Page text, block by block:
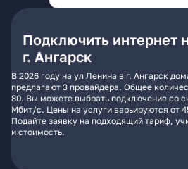
Подключить интернет
г. Ангарск
В 2026 году на ул Ленина в г. Ангарск
предлагают 3 провайдера. Общее
80. Вы можете выбрать подключение со
Мбит/с. Цены на услуги варьируются от
Подайте заявку на подходящий тариф,
и стоимость.